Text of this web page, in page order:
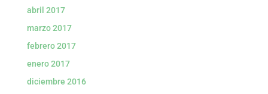
abril 2017
marzo 2017
febrero 2017
enero 2017
diciembre 2016